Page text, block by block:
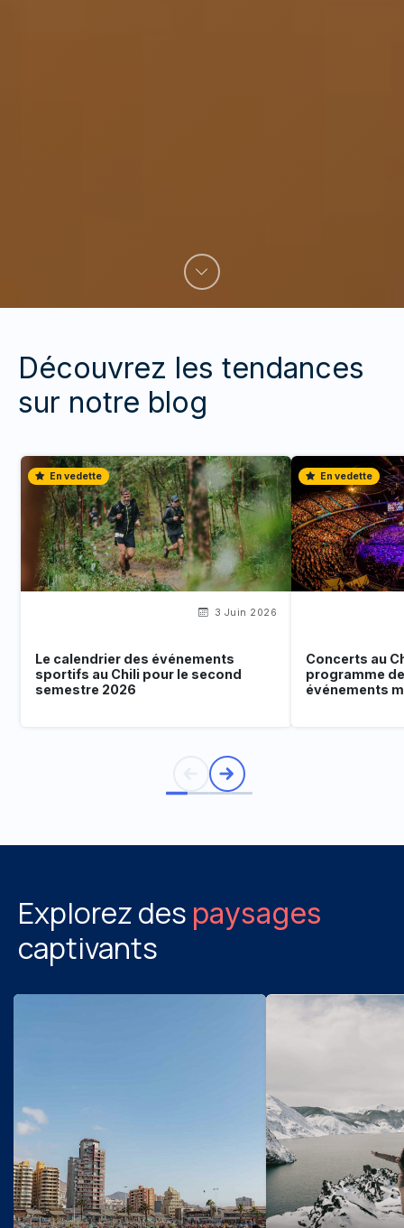
Découvrez les tendances
sur notre blog
En vedette
3 Juin 2026
Le calendrier des événements
sportifs au Chili pour le second
semestre 2026
En vedette
Concerts au
programme
événements
Explorez des paysages
captivants